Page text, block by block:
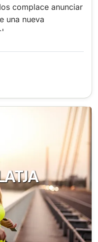
complace anunciar
una nueva